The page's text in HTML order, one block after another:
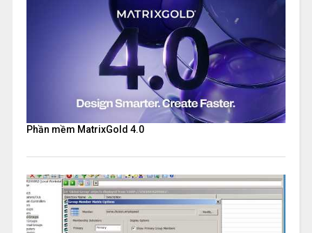
Phần mềm MatrixGold 4.0